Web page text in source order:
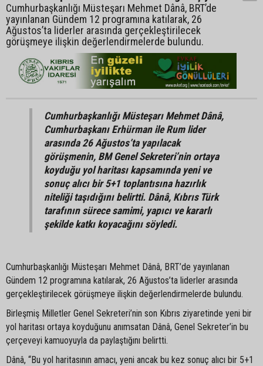
Cumhurbaşkanlığı Müsteşarı Mehmet Dânâ, BRT’de
yayınlanan Gündem 12 programına katılarak, 26
Ağustos’ta liderler arasında gerçekleştirilecek
görüşmeye ilişkin değerlendirmelerde bulundu.
Cumhurbaşkanlığı Müsteşarı Mehmet Dânâ,
Cumhurbaşkanı Erhürman ile Rum lider
arasında 26 Ağustos’ta yapılacak
görüşmenin, BM Genel Sekreteri’nin ortaya
koyduğu yol haritası kapsamında yeni ve
sonuç alıcı bir 5+1 toplantısına hazırlık
niteliği taşıdığını belirtti. Dânâ, Kıbrıs Türk
tarafının sürece samimi, yapıcı ve kararlı
şekilde katkı koyacağını söyledi.
Cumhurbaşkanlığı Müsteşarı Mehmet Dânâ, BRT’de yayınlanan
Gündem 12 programına katılarak, 26 Ağustos’ta liderler arasında
gerçekleştirilecek görüşmeye ilişkin değerlendirmelerde bulundu.
Birleşmiş Milletler Genel Sekreteri’nin son Kıbrıs ziyaretinde yeni bir
yol haritası ortaya koyduğunu anımsatan Dânâ, Genel Sekreter’in bu
çerçeveyi kamuoyuyla da paylaştığını belirtti.
Dânâ, “Bu yol haritasının amacı, yeni ancak bu kez sonuç alıcı bir 5+1